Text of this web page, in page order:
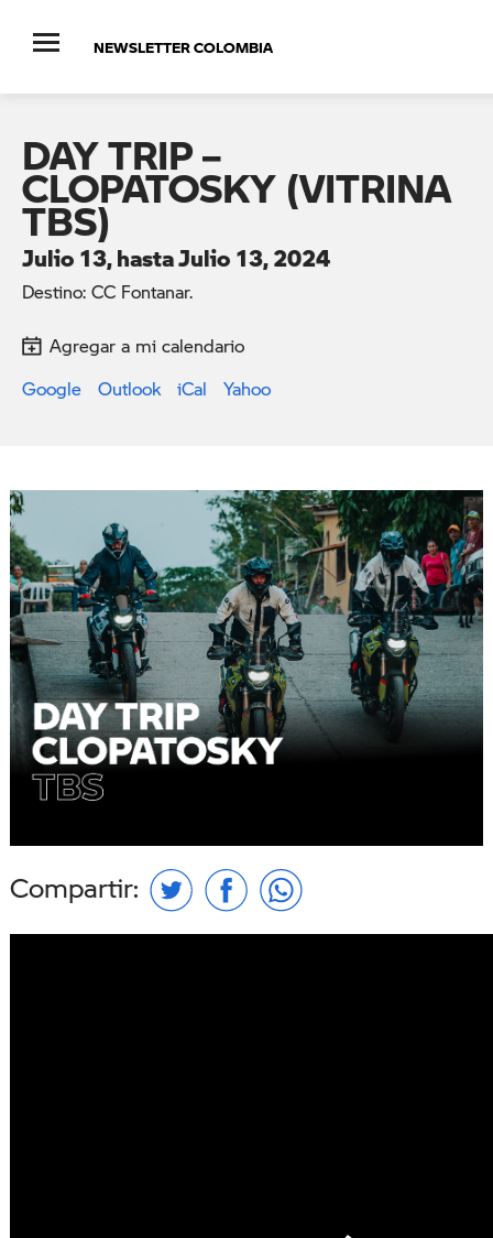
NEWSLETTER COLOMBIA
DAY TRIP –
CLOPATOSKY (VITRINA
TBS)
Julio 13, hasta Julio 13, 2024
Destino: CC Fontanar.
Agregar a mi calendario
Google
Outlook iCal Yahoo
Compartir: